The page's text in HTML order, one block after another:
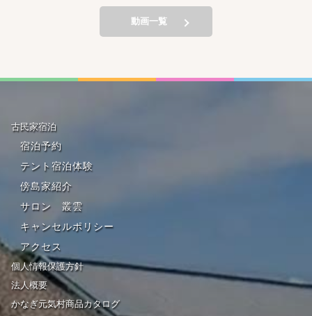
動画一覧
古民家宿泊
宿泊予約
テント宿泊体験
傍島家紹介
サロン 叢雲
キャンセルポリシー
アクセス
個人情報保護方針
法人概要
かなぎ元気村商品カタログ